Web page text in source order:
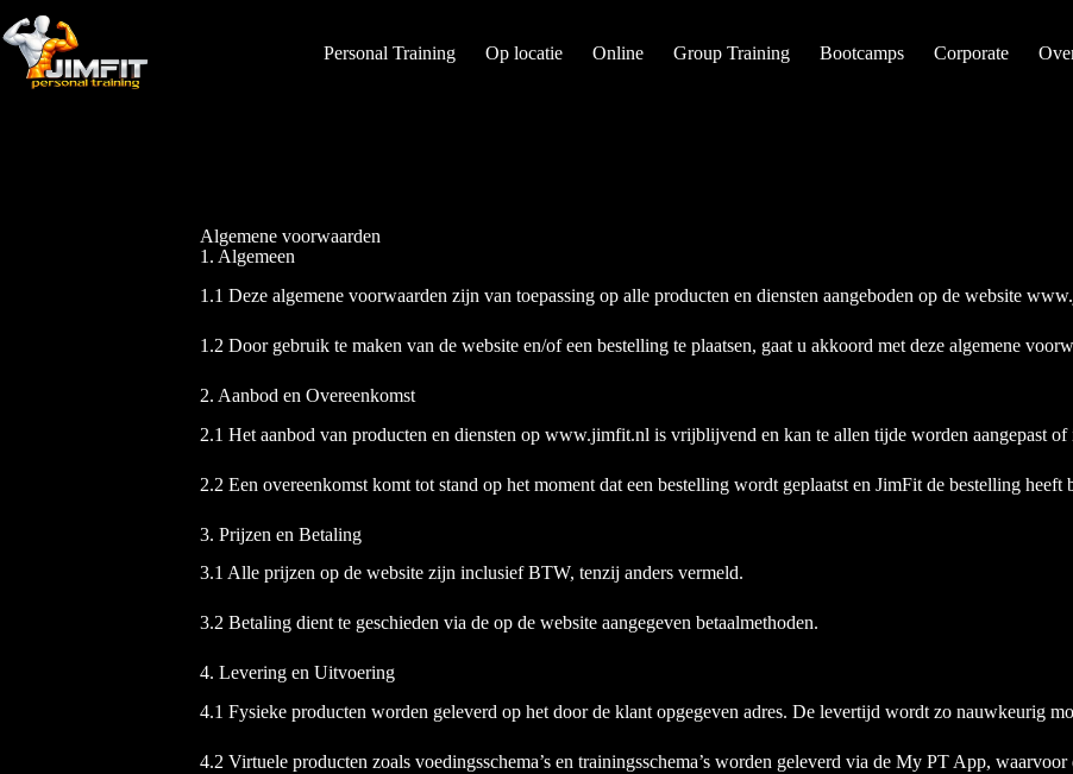
Personal Training Op locatie Online Group Training Bootcamps Corporate
Algemene voorwaarden
1. Algemeen
1.1 Deze algemene voorwaarden zijn van toepassing op alle producten en diensten aangeboden op de website
1.2 Door gebruik te maken van de website en/of een bestelling te plaatsen, gaat u akkoord met deze algemene
2. Aanbod en Overeenkomst
2.1 Het aanbod van producten en diensten op www.jimfit.nl is vrijblijvend en kan te allen tijde worden aangepast of
2.2 Een overeenkomst komt tot stand op het moment dat een bestelling wordt geplaatst en JimFit de bestelling heeft
3. Prijzen en Betaling
3.1 Alle prijzen op de website zijn inclusief BTW, tenzij anders vermeld.
3.2 Betaling dient te geschieden via de op de website aangegeven betaalmethoden.
4. Levering en Uitvoering
4.1 Fysieke producten worden geleverd op het door de klant opgegeven adres. De levertijd wordt zo nauwkeurig
4.2 Virtuele producten zoals voedingsschema’s en trainingsschema’s worden geleverd via de My PT App,